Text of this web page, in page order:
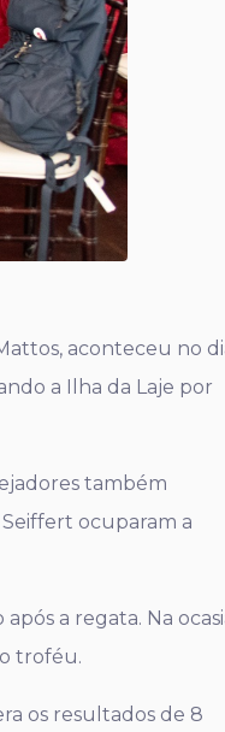
aconteceu no
a Ilha da Laje por
também
ocuparam a
a regata. Na
troféu.
os resultados de 8